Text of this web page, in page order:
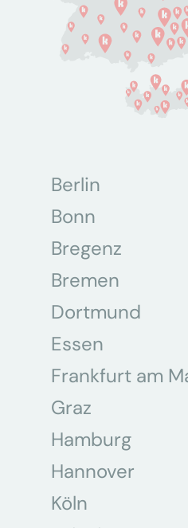
Berlin
Bonn
Bregenz
Bremen
Dortmund
Essen
Frankfurt am
Graz
Hamburg
Hannover
Köln